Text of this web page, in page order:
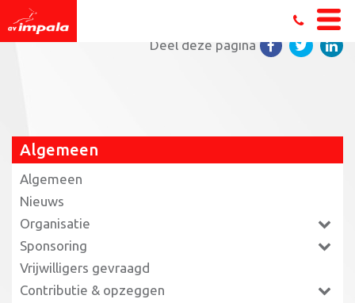
Home»Trots
Deel deze pagina
Algemeen
Algemeen
Nieuws
Organisatie
Sponsoring
Vrijwilligers gevraagd
Contributie & opzeggen